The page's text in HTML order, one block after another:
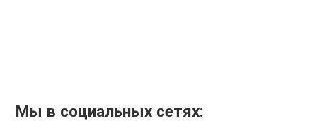
Мы в социальных сетях: